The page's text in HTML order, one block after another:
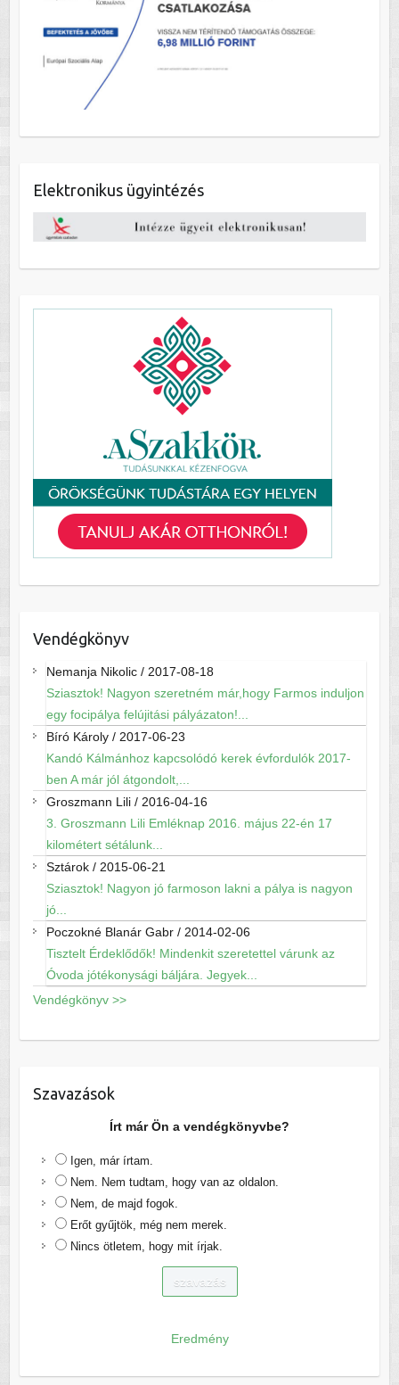
Elektronikus ügyintézés
Vendégkönyv
Nemanja Nikolic/ 2017-08-18
Sziasztok! Nagyon szeretném már,hogy Farmos induljon
egy focipálya felújitási pályázaton!...
Bíró Károly/ 2017-06-23
Kandó Kálmánhoz kapcsolódó kerek évfordulók 2017-
ben A már jól átgondolt,...
Groszmann Lili/ 2016-04-16
3. Groszmann Lili Emléknap 2016. május 22-én 17
kilométert sétálunk...
Sztárok/ 2015-06-21
Sziasztok! Nagyon jó farmoson lakni a pálya is nagyon
jó...
Poczokné Blanár Gabr/ 2014-02-06
Tisztelt Érdeklődők! Mindenkit szeretettel várunk az
Óvoda jótékonysági báljára. Jegyek...
Vendégkönyv >>
Szavazások
Írt már Ön a vendégkönyvbe?
Igen, már írtam.
Nem. Nem tudtam, hogy van az oldalon.
Nem, de majd fogok.
Erőt gyűjtök, még nem merek.
Nincs ötletem, hogy mit írjak.
Eredmény